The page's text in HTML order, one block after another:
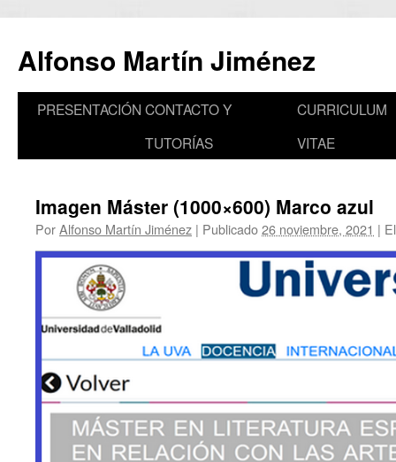
contenido
Alfonso Martín Jiménez
PRESENTACIÓN CONTACTO Y
TUTORÍAS
CURRICULUM
VITAE
Imagen Máster (1000×600) Marco azul
PorAlfonso Martín Jiménez | Publicado26 noviembre, 2021 |